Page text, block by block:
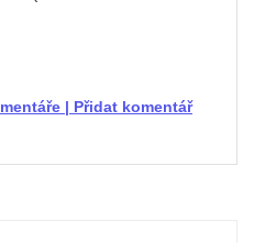
Přidat komentář
|